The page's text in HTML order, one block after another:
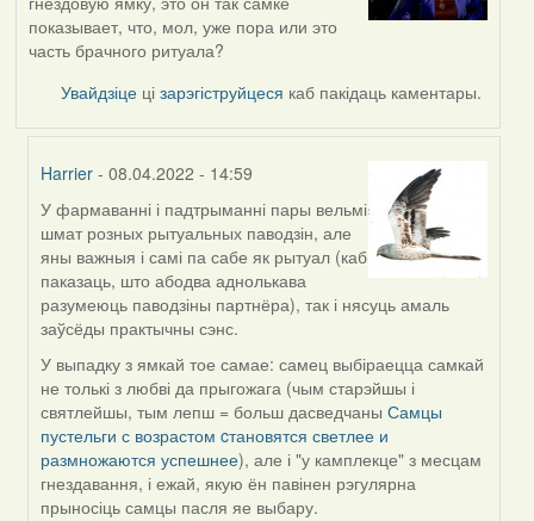
показывает, что, мол, уже пора или это
часть брачного ритуала?
Увайдзіце цізарэгіструйцеся каб пакідаць каментары.
Harrier - 08.04.2022 - 14:59
In
reply
to
by
Estydaven
У фармаванні і падтрыманні пары вельмі
шмат розных рытуальных паводзін, але
яны важныя і самі па сабе як рытуал (каб
паказаць, што абодва аднолькава
разумеюць паводзіны партнёра), так і нясуць амаль
заўсёды практычны сэнс.
У выпадку з ямкай тое самае: самец выбіраецца самкай
не толькі з любві да прыгожага (чым старэйшы і
святлейшы, тым лепш = больш дасведчаныСамцы
пустельги с возрастом cтановятся светлее и
размножаются успешнее), але і "у камплекце" з месцам
гнездавання, і ежай, якую ён павінен рэгулярна
прыносіць самцы пасля яе выбару.